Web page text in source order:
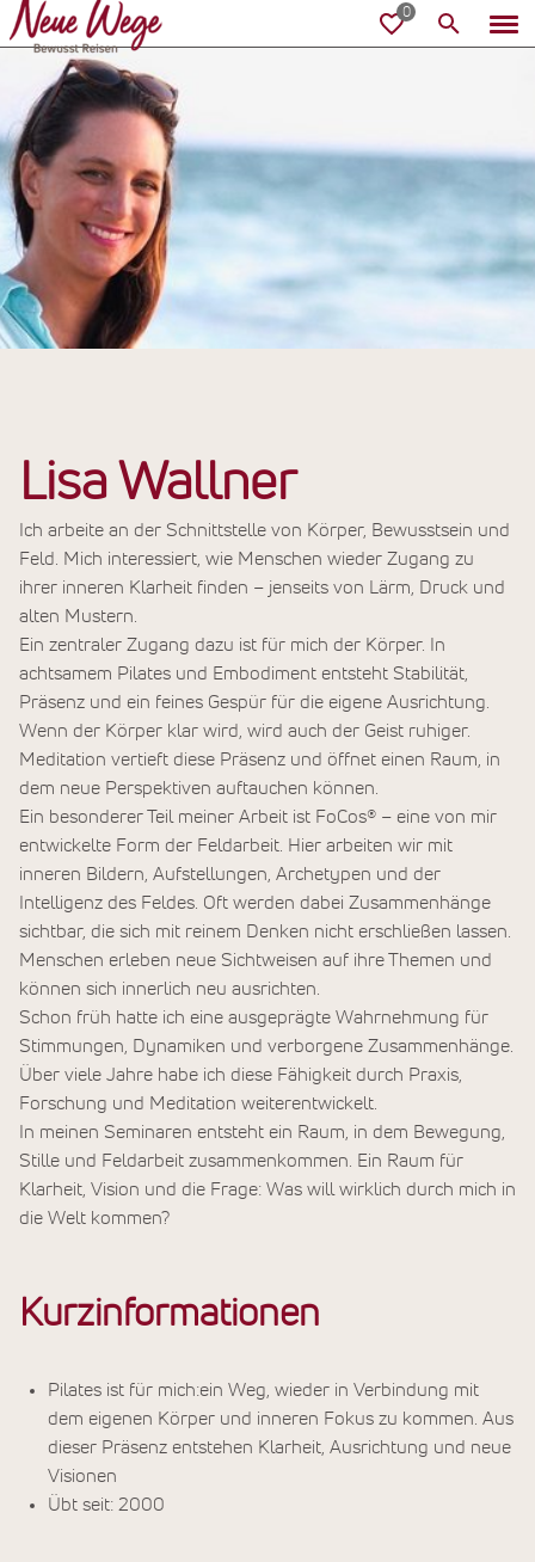
Lisa Wallner
Ich arbeite an der Schnittstelle von Körper, Bewusstsein und
Feld. Mich interessiert, wie Menschen wieder Zugang zu
ihrer inneren Klarheit finden – jenseits von Lärm, Druck und
alten Mustern.
Ein zentraler Zugang dazu ist für mich der Körper. In
achtsamem Pilates und Embodiment entsteht Stabilität,
Präsenz und ein feines Gespür für die eigene Ausrichtung.
Wenn der Körper klar wird, wird auch der Geist ruhiger.
Meditation vertieft diese Präsenz und öffnet einen Raum, in
dem neue Perspektiven auftauchen können.
Ein besonderer Teil meiner Arbeit ist FoCos® – eine von mir
entwickelte Form der Feldarbeit. Hier arbeiten wir mit
inneren Bildern, Aufstellungen, Archetypen und der
Intelligenz des Feldes. Oft werden dabei Zusammenhänge
sichtbar, die sich mit reinem Denken nicht erschließen lassen.
Menschen erleben neue Sichtweisen auf ihre Themen und
können sich innerlich neu ausrichten.
Schon früh hatte ich eine ausgeprägte Wahrnehmung für
Stimmungen, Dynamiken und verborgene Zusammenhänge.
Über viele Jahre habe ich diese Fähigkeit durch Praxis,
Forschung und Meditation weiterentwickelt.
In meinen Seminaren entsteht ein Raum, in dem Bewegung,
Stille und Feldarbeit zusammenkommen. Ein Raum für
Klarheit, Vision und die Frage: Was will wirklich durch mich in
die Welt kommen?
Kurzinformationen
Pilates ist für mich:ein Weg, wieder in Verbindung mit
dem eigenen Körper und inneren Fokus zu kommen. Aus
dieser Präsenz entstehen Klarheit, Ausrichtung und neue
Visionen
Übt seit: 2000